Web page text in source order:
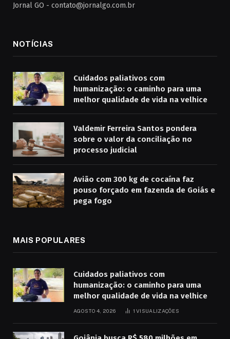
Jornal GO - contato@jornalgo.com.br
NOTÍCIAS
Cuidados paliativos com
humanização: o caminho para uma
melhor qualidade de vida na velhice
Valdemir Ferreira Santos pondera
sobre o valor da conciliação no
processo judicial
Avião com 300 kg de cocaína faz
pouso forçado em fazenda de Goiás e
pega fogo
MAIS POPULARES
Cuidados paliativos com
humanização: o caminho para uma
melhor qualidade de vida na velhice
AGOSTO 4, 2026 1VISUALIZAÇÕES